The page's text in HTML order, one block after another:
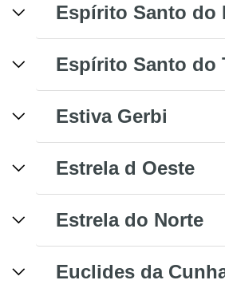
Espírito Santo do
Espírito Santo do
Estiva Gerbi
Estrela d Oeste
Estrela do Norte
Euclides da